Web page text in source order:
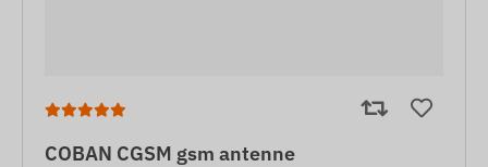
COBAN CGSM gsm antenne